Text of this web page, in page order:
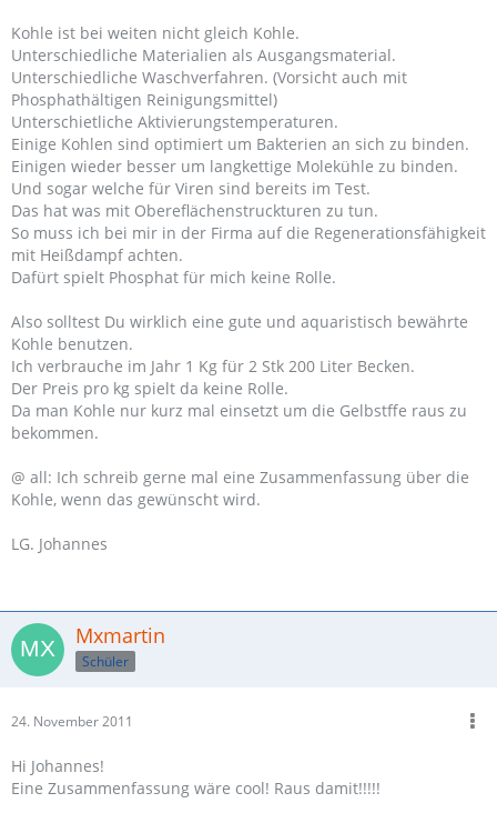
Kohle ist bei weiten nicht gleich Kohle.
Unterschiedliche Materialien als Ausgangsmaterial.
Unterschiedliche Waschverfahren. (Vorsicht auch mit
Phosphathältigen Reinigungsmittel)
Unterschietliche Aktivierungstemperaturen.
Einige Kohlen sind optimiert um Bakterien an sich zu binden.
Einigen wieder besser um langkettige Molekühle zu binden.
Und sogar welche für Viren sind bereits im Test.
Das hat was mit Obereflächenstruckturen zu tun.
So muss ich bei mir in der Firma auf die Regenerationsfähigkeit
mit Heißdampf achten.
Dafürt spielt Phosphat für mich keine Rolle.
Also solltest Du wirklich eine gute und aquaristisch bewährte
Kohle benutzen.
Ich verbrauche im Jahr 1 Kg für 2 Stk 200 Liter Becken.
Der Preis pro kg spielt da keine Rolle.
Da man Kohle nur kurz mal einsetzt um die Gelbstffe raus zu
bekommen.
@ all: Ich schreib gerne mal eine Zusammenfassung über die
Kohle, wenn das gewünscht wird.
LG. Johannes
Mxmartin
Schüler
24. November 2011
Hi Johannes!
Eine Zusammenfassung wäre cool! Raus damit!!!!!